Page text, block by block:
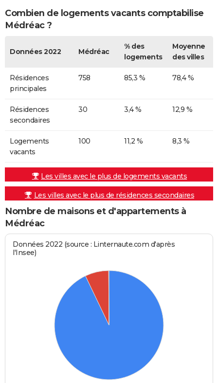
Combien de logements vacants comptabilise
Médréac ?
Données 2022 Médréac
% des
logements
Moyenne
des villes
Résidences
principales
758 85,3 % 78,4 %
Résidences
secondaires
30 3,4 % 12,9 %
Logements
vacants
100 11,2 % 8,3 %
Les villes avec le plus de logements vacants
Les villes avec le plus de résidences secondaires
Nombre de maisons et d'appartements à
Médréac
Données 2022 (source : Linternaute.com d'après
l'Insee)